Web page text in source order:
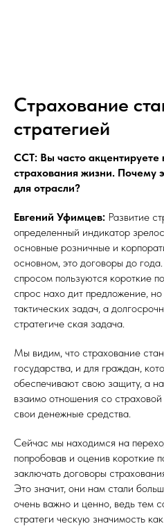
Страхование
стратегией
ССТ: Вы часто
страхования жизни. Почему
для отрасли?
Евгений Уфимцев: Развитие
определенный индикатор
основные розничные и
основном, это договоры до
спросом пользуются короткие
спрос нахо дит предложение,
тактических задач, а
стратегиче ская задача.
Мы видим, что страхование
государства, и для граждан,
обеспечивают свою защиту, а
взаимо отношения со
свои денежные средства.
Сейчас мы находимся на
попробовав и оценив короткие
заключать договоры
Это значит, они нам стали
очень важно и ценно, ведь тем
стратеги ческую значимость